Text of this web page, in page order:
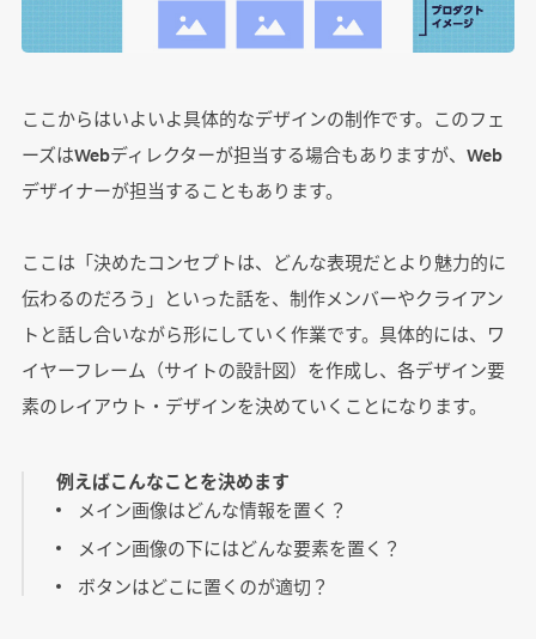
ここからはいよいよ具体的なデザインの制作です。このフェ
ーズはWebディレクターが担当する場合もありますが、Web
デザイナーが担当することもあります。
ここは「決めたコンセプトは、どんな表現だとより魅力的に
伝わるのだろう」といった話を、制作メンバーやクライアン
トと話し合いながら形にしていく作業です。具体的には、ワ
イヤーフレーム（サイトの設計図）を作成し、各デザイン要
素のレイアウト・デザインを決めていくことになります。
例えばこんなことを決めます
メイン画像はどんな情報を置く？
メイン画像の下にはどんな要素を置く？
ボタンはどこに置くのが適切？